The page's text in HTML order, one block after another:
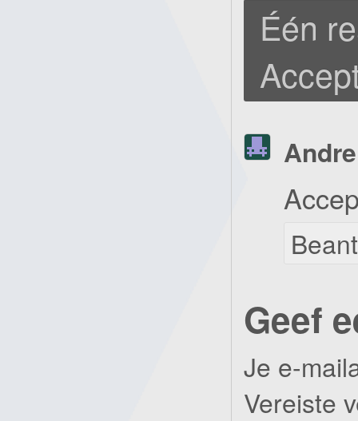
Één
Andre
Geef
Je e-
Vereiste